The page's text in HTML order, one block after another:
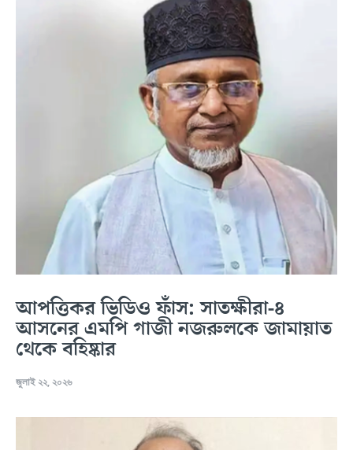
আপত্তিকর ভিডিও ফাঁস: সাতক্ষীরা-৪
আসনের এমপি গাজী নজরুলকে জামায়াত
থেকে বহিষ্কার
জুলাই ২২, ২০২৬